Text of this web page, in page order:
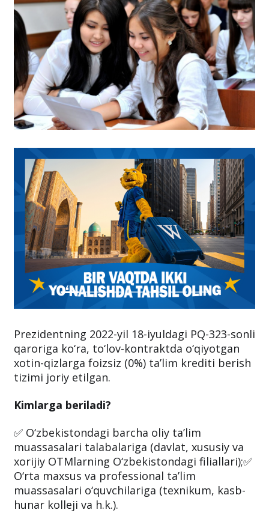
Prezidentning 2022-yil 18-iyuldagi PQ-323-sonli
qaroriga ko‘ra, to‘lov-kontraktda o‘qiyotgan
xotin-qizlarga foizsiz (0%) ta’lim krediti berish
tizimi joriy etilgan.
Kimlarga beriladi?
✅ O‘zbekistondagi barcha oliy ta’lim
muassasalari talabalariga (davlat, xususiy va
xorijiy OTMlarning O‘zbekistondagi filiallari);✅
O‘rta maxsus va professional ta’lim
muassasalari o‘quvchilariga (texnikum, kasb-
hunar kolleji va h.k.).